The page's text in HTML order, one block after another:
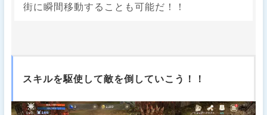
街に瞬間移動することも可能だ！！
スキルを駆使して敵を倒していこう！！